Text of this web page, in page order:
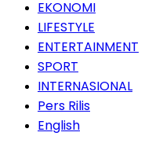
EKONOMI
LIFESTYLE
ENTERTAINMENT
SPORT
INTERNASIONAL
Pers Rilis
English